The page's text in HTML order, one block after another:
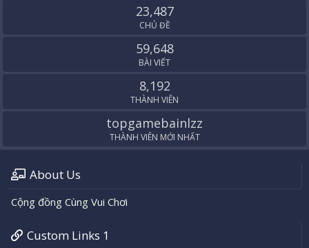
23,487
CHỦ ĐỀ
59,648
BÀI VIẾT
8,192
THÀNH VIÊN
topgamebainlzz
THÀNH VIÊN MỚI NHẤT
About Us
Cộng đồng Cùng Vui Chơi
Custom Links 1